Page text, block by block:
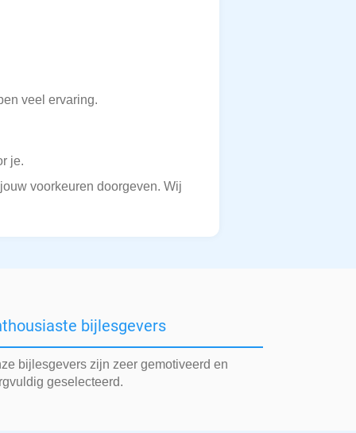
veel ervaring.
je.
voorkeuren doorgeven. Wij
bijlesgevers
bijlesgevers zijn zeer gemotiveerd en
geselecteerd.